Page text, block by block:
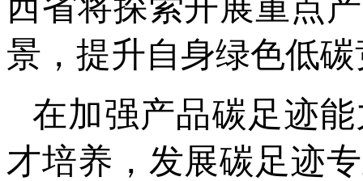
景，提升自身绿色低
在加强产品碳足迹
才培养，发展碳足迹